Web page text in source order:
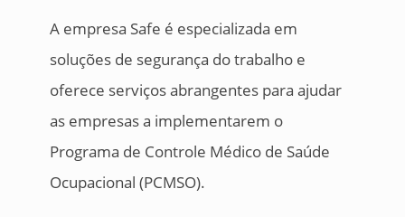
A empresa Safe é especializada em
soluções de segurança do trabalho e
oferece serviços abrangentes para ajudar
as empresas a implementarem o
Programa de Controle Médico de Saúde
Ocupacional (PCMSO).